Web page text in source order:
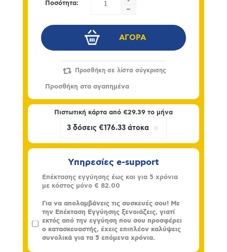
Ποσότητα:
-
Πιστωτική κάρτα από €29.39το μήνα
Υπηρεσίες e-support
Επέκτασης εγγύησης έως και για 5 χρόνια
με κόστος μόνο € 82.00
Για να απολαμβάνεις τις συσκευές σου! Με
την Επέκταση Εγγύησης ξενοιάζεις, γιατί
εκτός από την εγγύηση που σου προσφέρει
ο κατασκευαστής, έχεις επιπλέον καλύψεις
συνολικά για τα 5 επόμενα χρόνια.